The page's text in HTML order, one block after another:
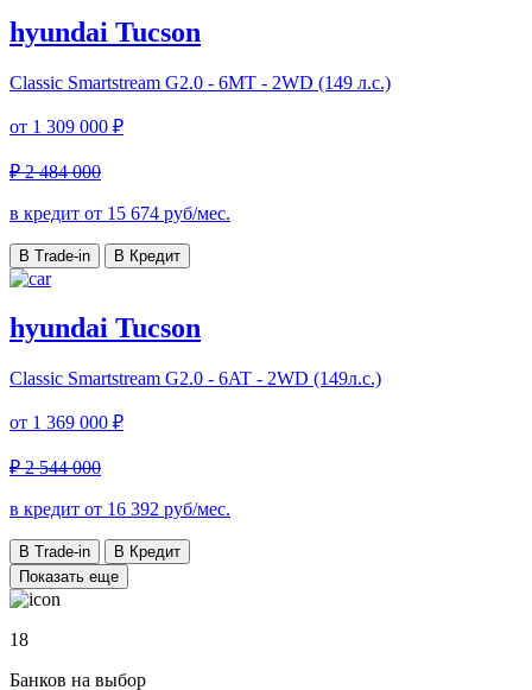
hyundai Tucson
Classic Smartstream G2.0 - 6MT - 2WD (149 л.с.)
от 1 309 000 ₽
₽ 2 484 000
в кредит от 15 674 руб/мес.
В Trade-in В Кредит
hyundai Tucson
Classic Smartstream G2.0 - 6AT - 2WD (149л.с.)
от 1 369 000 ₽
₽ 2 544 000
в кредит от 16 392 руб/мес.
В Trade-in
В Кредит
Показать еще
18
Банков на выбор